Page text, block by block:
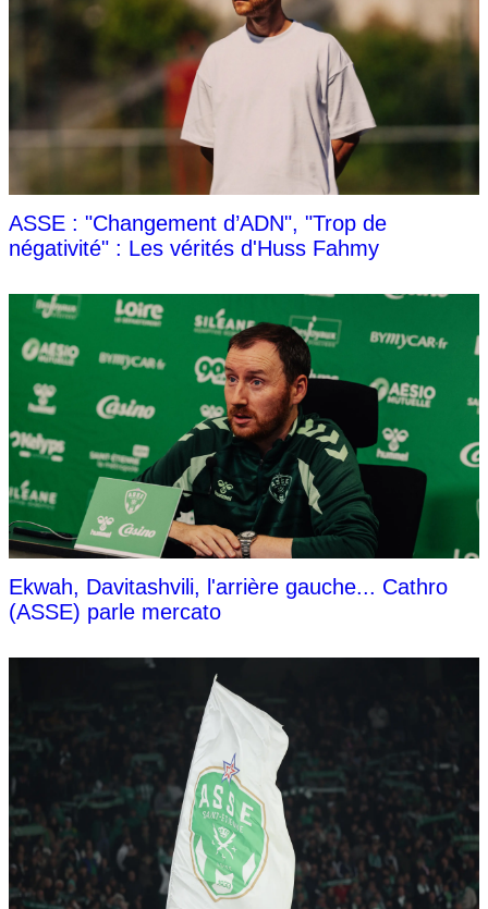
ASSE : "Changement d’ADN", "Trop de
négativité" : Les vérités d'Huss Fahmy
Ekwah, Davitashvili, l'arrière gauche... Cathro
(ASSE) parle mercato